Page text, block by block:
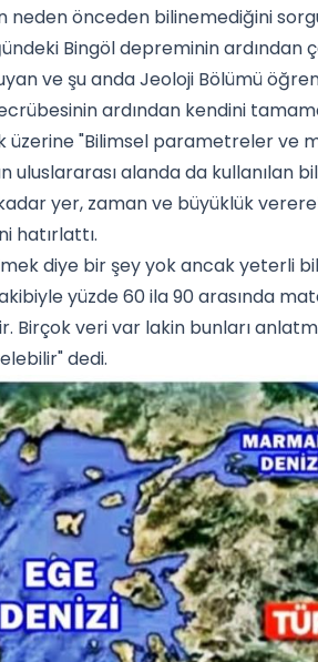
önceden bilinemediğini
Bingöl depreminin ardından
ve şu anda Jeoloji Bölümü
ardından kendini
üzerine "Bilimsel parametreler ve
uluslararası alanda da kullanılan
yer, zaman ve büyüklük
hatırlattı.
diye bir şey yok ancak yeterli
yüzde 60 ila 90 arasında
Birçok veri var lakin bunları
dedi.